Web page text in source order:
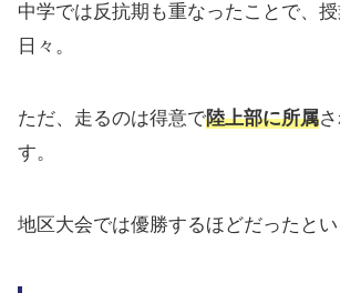
中学では反抗期も重なったことで、
日々。
ただ、走るのは得意で陸上部に所属
す。
地区大会では優勝するほどだったとい